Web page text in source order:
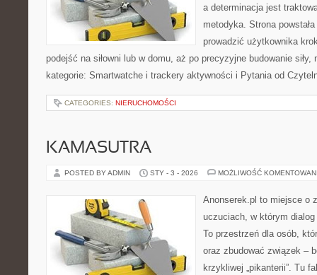
a determinacja jest
metodyka. Strona
prowadzić użytkownika
podejść na siłowni lub w domu, aż po precyzyjne budowanie
kategorie: Smartwatche i trackery aktywności i Pytania od
CATEGORIES: NIERUCHOMOŚCI
KAMASUTRA
POSTED BY ADMIN STY - 3 - 2026 MOŻLIWOŚĆ
Anonserek.pl to miejsce o
uczuciach, w którym
To przestrzeń dla osób,
oraz zbudować związek –
krzykliwej „pikanterii”. Tu